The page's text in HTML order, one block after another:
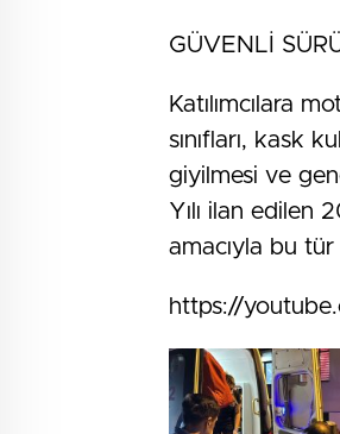
GÜVENLİ
Katılımcılara
sınıfları, kask
giyilmesi ve
Yılı ilan edilen
amacıyla bu tür
https://